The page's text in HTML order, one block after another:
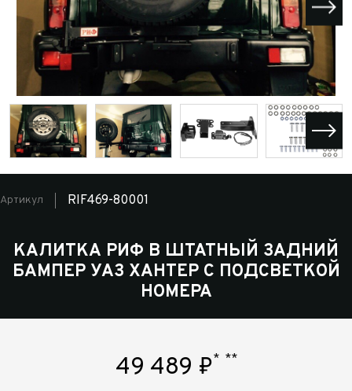
Артикул RIF469-80001
КАЛИТКА РИФ В ШТАТНЫЙ ЗАДНИЙ
БАМПЕР УАЗ ХАНТЕР С ПОДСВЕТКОЙ
НОМЕРА
49 489 ₽* **